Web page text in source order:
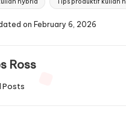
on February 6, 2026
Ross
Posts